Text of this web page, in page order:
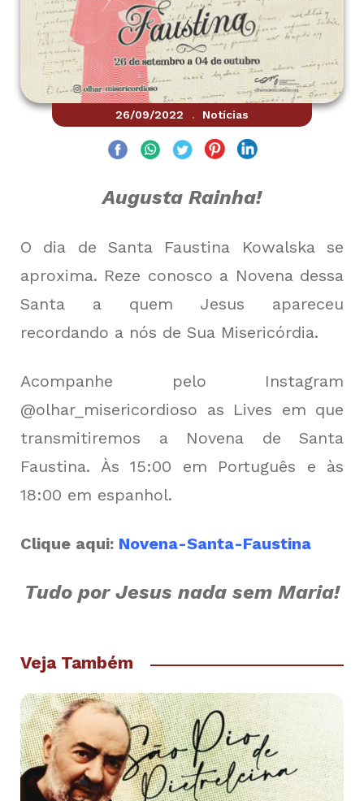
26/09/2022 . Notícias
Augusta Rainha!
O dia de Santa Faustina Kowalska se
aproxima. Reze conosco a Novena dessa
Santa a quem Jesus apareceu
recordando a nós de Sua Misericórdia.
Acompanhe pelo Instagram
@olhar_misericordioso as Lives em que
transmitiremos a Novena de Santa
Faustina. Às 15:00 em Português e às
18:00 em espanhol.
Clique aqui: Novena-Santa-Faustina
Tudo por Jesus nada sem Maria!
Veja Também